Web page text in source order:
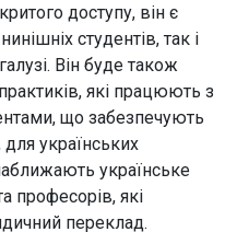
доступу, він є
студентів, так і
Він буде також
які працюють з
що забезпечують
українських
українське
професорів, які
переклад.